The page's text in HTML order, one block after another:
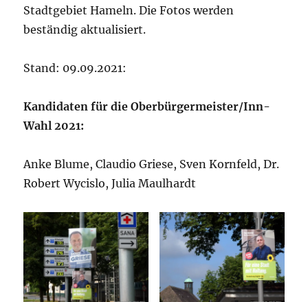
Stadtgebiet Hameln. Die Fotos werden
beständig aktualisiert.
Stand: 09.09.2021:
Kandidaten für die Oberbürgermeister/Inn-
Wahl 2021:
Anke Blume, Claudio Griese, Sven Kornfeld, Dr.
Robert Wycislo, Julia Maulhardt